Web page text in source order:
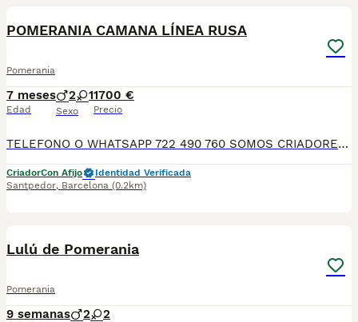
POMERANIA CAMANA LÍNEA RUSA
Pomerania
7 meses
Edad
2 1
Sexo
1700 €
Precio
TELEFONO O WHATSAPP 722 490 760 SOMOS CRIADORES DIRECTOS SIN INTERMEDIARIOS! MAS DE 20 AÑOS EN EL SECTOR NOS AVALAN, VALORANDO NO SOLO LA CRIA RESPONSABLE SI NO TAMBIEN LA SELECCIÓN PARA MEJORAR LA RAZA DURANTE TODOS ESTOS AÑOS. NUESTROS CACHORROS SE ENTREGAN PREVIAMENTE REVISADOS POR UN VETERINARIO PROFESIONAL Y BAJO LOS MAS ESTRICTOS CONTROLES DE SALUD, HACEMOS HINCAPIÉ EN SU SOCIABILIZACIÓN PARA SU CORRECTO DESARROLLO NEUROLOGICO! Y OS ASESORAMOS ANTES DURANTE Y DESPUES DE LA ENTREGA PARA QUE TODO SEA LO MAS AFABLE Y FACIL POSIBLE DURANTE LA ADAPTACION! NUESTROS BEBE SE ENTREGAN A PARTIR DE LOS DOS MESES CON SUS VACUNAS AL DIA, DESPARASITADOS Y CON GARANTIAS DE SALUD, MICROCHIP Y CARTILLA DE VACUNACION! SI BUSCAS UN COMPAÑERO SANO Y EQUILIBRADO ESTE ES EL LUGAR, TE ASESORAREMOS DURANTE TODO EL PROCESO NO DUDES EN CONSULTAR POR NUESTROS PEQUES AL 722 490 760
CriadorCon Afijo
Identidad Verificada
Santpedor, Barcelona (0.2km)
Lulú de Pomerania
Pomerania
9 semanas 2 2